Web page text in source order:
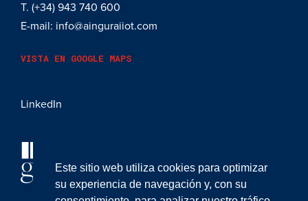
Este sitio web utiliza cookies para optimizar
su experiencia de navegación y, con su
T. (+34) 943 740 600
E-mail: info@ainguraiiot.com
VISTA EN GOOGLE MAPS
LinkedIn